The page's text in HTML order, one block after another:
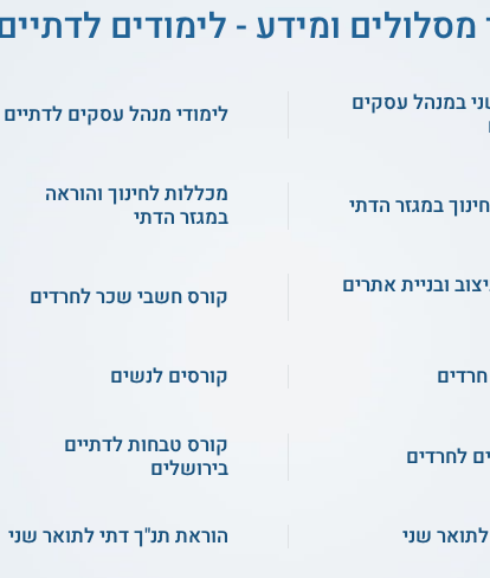
מסלולים ומידע - לימודים
במנהל עסקים
לימודי מנהל עסקים לדתיים
במגזר הדתי
מכללות לחינוך והוראה
במגזר הדתי
ובניית אתרים
קורס חשבי שכר לחרדים
קורסים לנשים
לחרדים
קורס טבחות לדתיים
בירושלים
שני הוראת תנ"ך דתי לתואר שני